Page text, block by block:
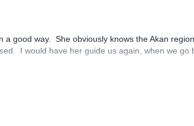
good way. She obviously knows the Akan
I would have her guide us again, when we go